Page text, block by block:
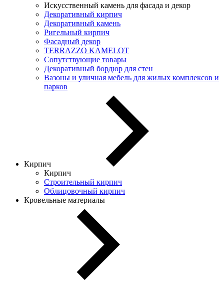
Искусственный камень для фасада и декор
Декоративный кирпич
Декоративный камень
Ригельный кирпич
Фасадный декор
TERRAZZO KAMELOT
Сопутствующие товары
Декоративный бордюр для стен
Вазоны и уличная мебель для жилых комплексов и
парков
Кирпич
Кирпич
Строительный кирпич
Облицовочный кирпич
Кровельные материалы